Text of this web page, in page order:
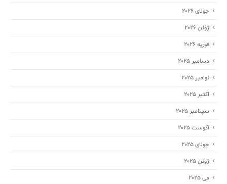
جولای 2026
ژوئن 2026
فوریه 2026
دسامبر 2025
نوامبر 2025
اکتبر 2025
سپتامبر 2025
آگوست 2025
جولای 2025
ژوئن 2025
می 2025